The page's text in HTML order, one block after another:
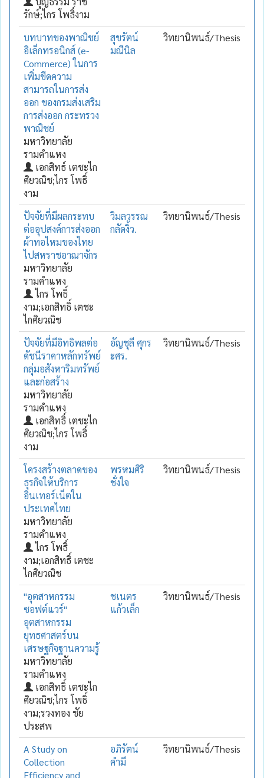
รักษ์;ไกร โพธิ์งาม
บทบาทของพาณิชย์
อิเล็กทรอนิกส์ (e-
Commerce) ในการ
เพิ่มขีดความ
สามารถในการส่ง
ออก ของกรมส่งเสริม
การส่งออก กระทรวง
พาณิชย์
มหาวิทยาลัย
รามคำแหง
เอกสิทธ์ เตชะไก
ศิยวณิช;ไกร โพธิ์
งาม
สุขรัตน์
มณีนิล
วิทยานิพนธ์/Thesis
ปัจจัยที่มีผลกระทบ
ต่ออุปสงค์การส่งออก
ผ้าทอไหมของไทย
ไปสหราชอาณาจักร
มหาวิทยาลัย
รามคำแหง
ไกร โพธิ์
งาม;เอกสิทธิ์ เตชะ
ไกศิยวณิช
วิมลวรรณ
กลัดงิ้ว.
วิทยานิพนธ์/Thesis
ปัจจัยที่มีอิทธิพลต่อ
ดัชนีราคาหลักทรัพย์
กลุ่มอสังหาริมทรัพย์
และก่อสร้าง
มหาวิทยาลัย
รามคำแหง
เอกสิทธิ์ เตชะไก
ศิยวณิช;ไกร โพธิ์
งาม
อัญชุลี ศุกร
ะศร.
วิทยานิพนธ์/Thesis
โครงสร้างตลาดของ
ธุรกิจให้บริการ
อินเทอร์เน็ตใน
ประเทศไทย
มหาวิทยาลัย
รามคำแหง
ไกร โพธิ์
งาม;เอกสิทธิ์ เตชะ
ไกศิยวณิช
พรหมศิริ
ชั่งใจ
วิทยานิพนธ์/Thesis
"อุตสาหกรรม
ซอฟต์แวร์"
อุตสาหกรรม
ยุทธศาสตร์บน
เศรษฐกิจฐานความรู้
มหาวิทยาลัย
รามคำแหง
เอกสิทธิ์ เตชะไก
ศิยวณิช;ไกร โพธิ์
งาม;รวงทอง ชัย
ประสพ
ชเนตร
แก้วเล็ก
วิทยานิพนธ์/Thesis
A Study on
Collection
Efficiency and
อภิรัตน์
คำมี
วิทยานิพนธ์/Thesis